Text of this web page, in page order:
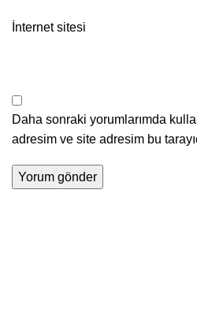
İnternet sitesi
Daha sonraki yorumlarımda
adresim ve site adresim bu